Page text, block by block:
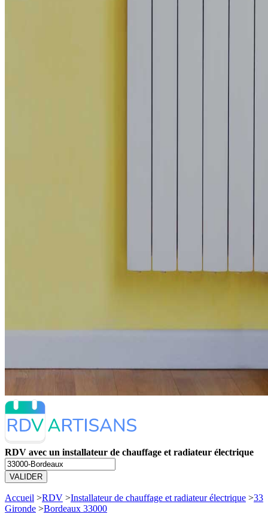
RDV avec un installateur de chauffage et radiateur électrique
VALIDER
Accueil >RDV >Installateur de chauffage et radiateur électrique >33
Gironde >Bordeaux 33000